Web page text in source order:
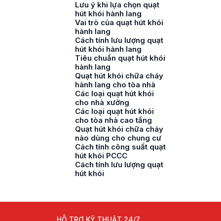
Lưu ý khi lựa chọn quạt
hút khói hành lang
Vai trò của quạt hút khói
hành lang
Cách tính lưu lượng quạt
hút khói hành lang
Tiêu chuẩn quạt hút khói
hành lang
Quạt hút khói chữa cháy
hành lang cho tòa nhà
Các loại quạt hút khói
cho nhà xưởng
Các loại quạt hút khói
cho tòa nhà cao tầng
Quạt hút khói chữa cháy
nào dùng cho chung cư
Cách tính công suất quạt
hút khói PCCC
Cách tính lưu lượng quạt
hút khói
HỖ TRỢ KỸ THUẬT 24/7